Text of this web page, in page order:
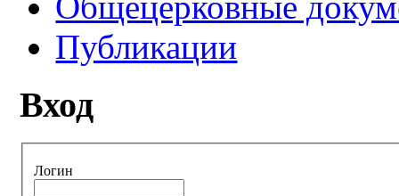
Публикации
Вход
Логин